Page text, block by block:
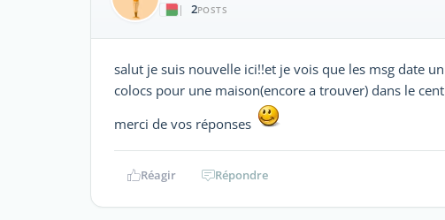
|
2POSTS
salut je suis nouvelle ici!!et je vois que les msg date
colocs pour une maison(encore a trouver) dans le
merci de vos réponses
Réagir Répondre